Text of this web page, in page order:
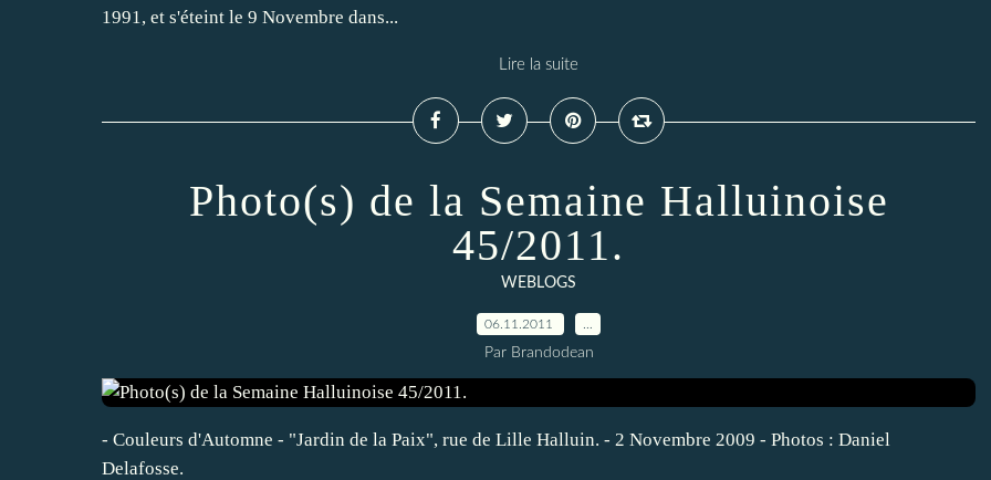
1991, et s'éteint le 9 Novembre dans...
Lire la suite
Photo(s) de la Semaine Halluinoise
45/2011.
WEBLOGS
06.11.2011
Par Brandodean
- Couleurs d'Automne - "Jardin de la Paix", rue de Lille Halluin. - 2 Novembre 2009 - Photos : Daniel
Delafosse.